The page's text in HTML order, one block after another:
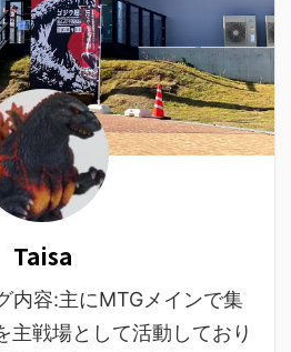
Taisa
内容:主にMTGメインで集
主戦場として活動しており